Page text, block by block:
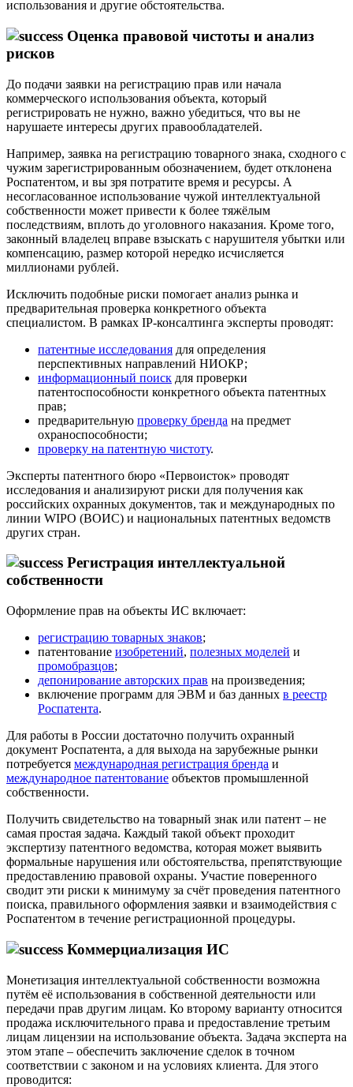
использования и другие обстоятельства.
Оценка правовой чистоты и анализ
рисков
До подачи заявки на регистрацию прав или начала
коммерческого использования объекта, который
регистрировать не нужно, важно убедиться, что вы не
нарушаете интересы других правообладателей.
Например, заявка на регистрацию товарного знака, сходного с
чужим зарегистрированным обозначением, будет отклонена
Роспатентом, и вы зря потратите время и ресурсы. А
несогласованное использование чужой интеллектуальной
собственности может привести к более тяжёлым
последствиям, вплоть до уголовного наказания. Кроме того,
законный владелец вправе взыскать с нарушителя убытки или
компенсацию, размер которой нередко исчисляется
миллионами рублей.
Исключить подобные риски помогает анализ рынка и
предварительная проверка конкретного объекта
специалистом. В рамках IP-консалтинга эксперты проводят:
патентные исследования для определения
перспективных направлений НИОКР;
информационный поиск для проверки
патентоспособности конкретного объекта патентных
прав;
предварительную проверку бренда на предмет
охраноспособности;
проверку на патентную чистоту.
Эксперты патентного бюро «Первоисток» проводят
исследования и анализируют риски для получения как
российских охранных документов, так и международных по
линии WIPO (ВОИС) и национальных патентных ведомств
других стран.
Регистрация интеллектуальной
собственности
Оформление прав на объекты ИС включает:
регистрацию товарных знаков;
патентование изобретений, полезных моделей и
промобразцов;
депонирование авторских прав на произведения;
включение программ для ЭВМ и баз данных в реестр
Роспатента.
Для работы в России достаточно получить охранный
документ Роспатента, а для выхода на зарубежные рынки
потребуется международная регистрация бренда и
международное патентование объектов промышленной
собственности.
Получить свидетельство на товарный знак или патент – не
самая простая задача. Каждый такой объект проходит
экспертизу патентного ведомства, которая может выявить
формальные нарушения или обстоятельства, препятствующие
предоставлению правовой охраны. Участие поверенного
сводит эти риски к минимуму за счёт проведения патентного
поиска, правильного оформления заявки и взаимодействия с
Роспатентом в течение регистрационной процедуры.
Коммерциализация ИС
Монетизация интеллектуальной собственности возможна
путём её использования в собственной деятельности или
передачи прав другим лицам. Ко второму варианту относится
продажа исключительного права и предоставление третьим
лицам лицензии на использование объекта. Задача эксперта на
этом этапе – обеспечить заключение сделок в точном
соответствии с законом и на условиях клиента. Для этого
проводится: